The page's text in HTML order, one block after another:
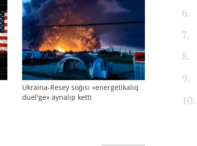
Ukraina-Resey soğısı «energetikalıq
duel'ge» aynalıp ketti